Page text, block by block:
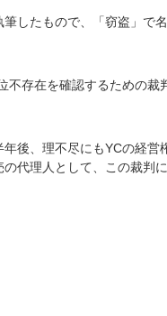
したもので、「窃盗」で
不存在を確認するための裁
後、理不尽にもYCの経営
代理人として、この裁判